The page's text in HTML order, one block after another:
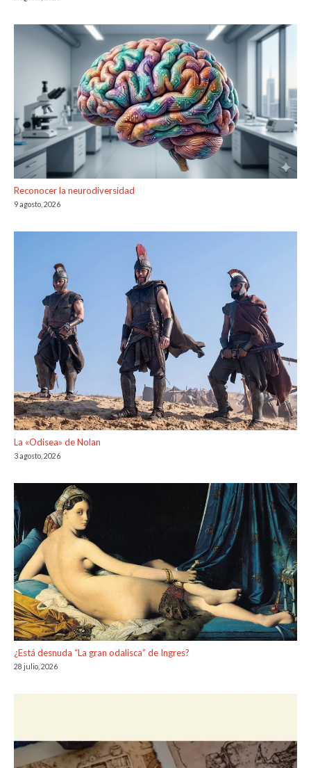
Reconocer la neurodiversidad
9 agosto, 2026
La «Odisea» de Nolan
3 agosto, 2026
¿Está desnuda “La gran odalisca” de Ingres?
28 julio, 2026